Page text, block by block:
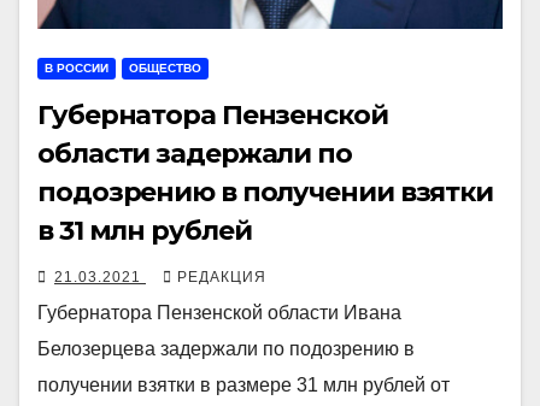
В РОССИИ ОБЩЕСТВО
Губернатора Пензенской
области задержали по
подозрению в получении взятки
в 31 млн рублей
21.03.2021 РЕДАКЦИЯ
Губернатора Пензенской области Ивана
Белозерцева задержали по подозрению в
получении взятки в размере 31 млн рублей от